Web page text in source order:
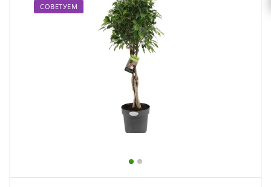
zakaz@topcvetok.ru
СОВЕТУЕМ